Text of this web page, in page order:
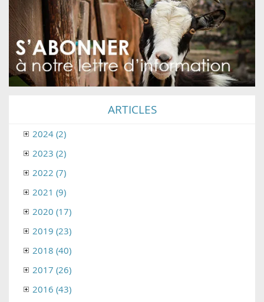
ARTICLES
2024 (2)
2023 (2)
2022 (7)
2021 (9)
2020 (17)
2019 (23)
2018 (40)
2017 (26)
2016 (43)